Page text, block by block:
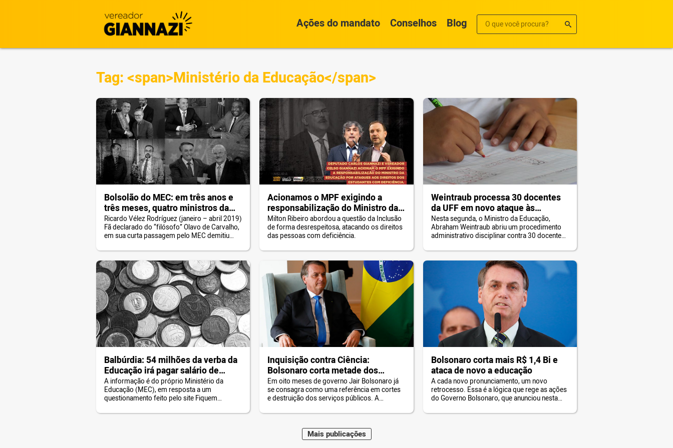
Ações do mandato Conselhos Blog
Tag: <span>Ministério da Educação</span>
Bolsolão do MEC: em três anos e
três meses, quatro ministros da
Educação. Um pior que o outro!
Ricardo Vélez Rodríguez (janeiro – abril 2019)
Fã declarado do “filósofo” Olavo de Carvalho,
em sua curta passagem pelo MEC demitiu
interferências indevidas no Enem, colocando
em risco a própria realização do exame. Em
entrevista ao jornal Valor Econômico, Vélez
declarou: “Ideia de universidade para todos
não existe.” Antecipando a […]
Acionamos o MPF exigindo a
responsabilização do Ministro da
Educação por ataques aos direitos
dos estudantes com deficiência.
Milton Ribeiro abordou a questão da Inclusão
de forma desrespeitosa, atacando os direitos
das pessoas com deficiência.
Weintraub processa 30 docentes
da UFF em novo ataque às
federais
Nesta segunda, o Ministro da Educação,
Abraham Weintraub abriu um procedimento
administrativo disciplinar contra 30 docentes
para que eles expliquem um voto que deram
há 12 anos sobre a carreira administrativa dos
funcionários da instituição. Tal medida, além
de abuso de autoridade, vai contra a liberdade
de manifestação e de […]
Balbúrdia: 54 milhões da verba da
Educação irá pagar salário de
militares
A informação é do próprio Ministério da
Educação (MEC), em resposta a um
questionamento feito pelo site Fiquem
Informação.
Inquisição contra Ciência:
Bolsonaro corta metade dos
recursos do MEC para pesquisa
Em oito meses de governo Jair Bolsonaro já
se consagra como uma referência em cortes
e destruição dos serviços públicos. A
tesouradas do presidente. Cortes de
país A proposta orçamentária para 2020
reduz em 18% os recursos totais do MEC […]
Bolsonaro corta mais R$ 1,4 Bi e
ataca de novo a educação
A cada novo pronunciamento, um novo
retrocesso. Essa é a lógica que rege as ações
do Governo Bolsonaro, que anunciou nesta
ministérios, entre eles, a pasta da educação
Maispublicações